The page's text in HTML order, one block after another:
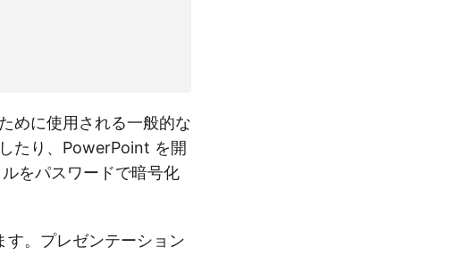
めに使用される一般的な
たり、PowerPoint を開
をパスワードで暗号化
。プレゼンテーション